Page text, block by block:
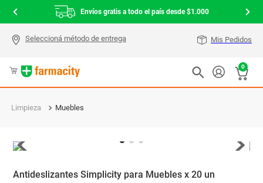
Envíos gratis a todo el país desde $1.000
Mis Pedidos
0
Limpieza Muebles
Antideslizantes Simplicity para Muebles x 20 un